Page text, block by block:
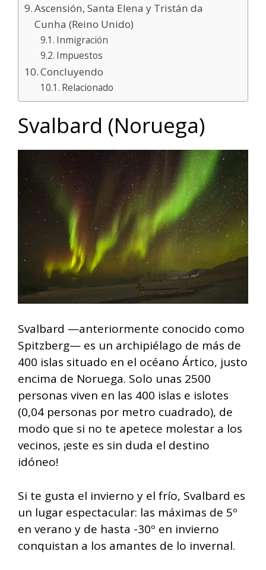
Ascensión, Santa Elena y Tristán da
Cunha (Reino Unido)
Inmigración
Impuestos
Concluyendo
Relacionado
Svalbard (Noruega)
Svalbard —anteriormente conocido como
Spitzberg— es un archipiélago de más de
400 islas situado en el océano Ártico, justo
encima de Noruega. Solo unas 2500
personas viven en las 400 islas e islotes
(0,04 personas por metro cuadrado), de
modo que si no te apetece molestar a los
vecinos, ¡este es sin duda el destino
idóneo!
Si te gusta el invierno y el frío, Svalbard es
un lugar espectacular: las máximas de 5º
en verano y de hasta -30º en invierno
conquistan a los amantes de lo invernal.